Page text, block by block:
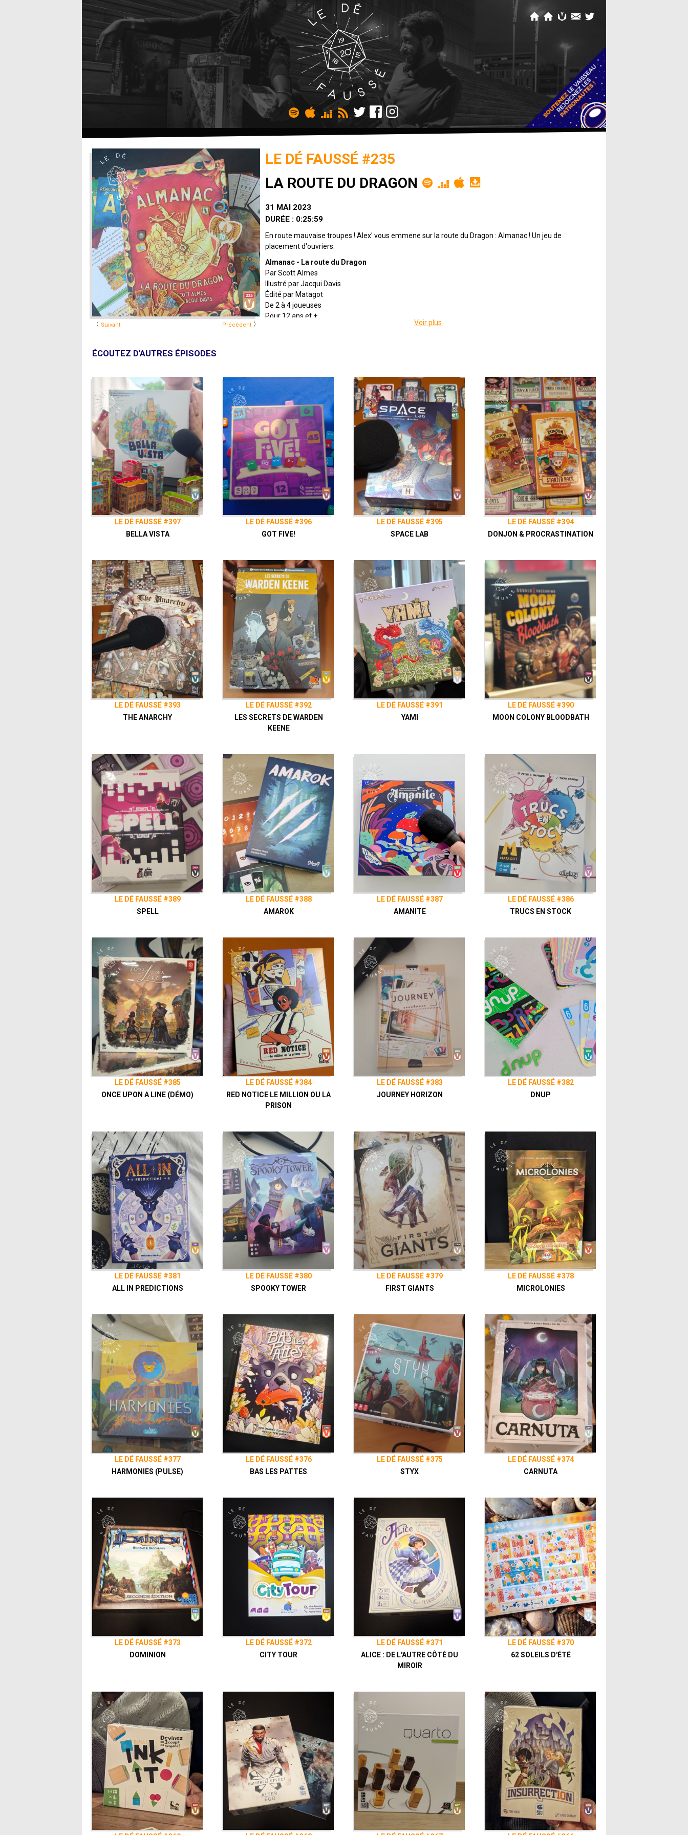
〈 Suivant Précédent〉
LE DÉ FAUSSÉ #235
LA ROUTE DU DRAGON
31 MAI 2023
DURÉE : 0:25:59
En route mauvaise troupes ! Alex' vous emmene sur la route du Dragon : Almanac ! Un jeu de
placement d'ouvriers.
Almanac - La route du Dragon
Par Scott Almes
Illustré par Jacqui Davis
Édité par Matagot
De 2 à 4 joueuses
Pour 12 ans et +
Almanac : La route du Dragon est la première entrée de la série Almanac de jeux du célèbre designer
Scott Almes.
Emission présentée par
Alex&Zephiriel
Générique parAdrien Larouzée
Twitter@ledefausse
InstagramLe Dé Faussé
FacebookLe Dé Faussé
Envie de nous soutenir ? Vous pouvez, si vous le souhaitez, grâce au Patreonde notre collectif, le
Vaisseau Hyper Sensas !
patreon.com/vaisseauhypersensas
Découvrez également notre sitevaisseauhypersensas.fr
Rejoignez nous sur Discord! https://discord.gg/uGxNp6n
Voir plus
ÉCOUTEZ D'AUTRES ÉPISODES
LE DÉ FAUSSÉ #397
BELLA VISTA
LE DÉ FAUSSÉ #396
GOT FIVE!
LE DÉ FAUSSÉ #395
SPACE LAB
LE DÉ FAUSSÉ #394
DONJON & PROCRASTINATION
LE DÉ FAUSSÉ #393
THE ANARCHY
LE DÉ FAUSSÉ #392
LES SECRETS DE WARDEN
KEENE
LE DÉ FAUSSÉ #391
YAMI
LE DÉ FAUSSÉ #390
MOON COLONY BLOODBATH
LE DÉ FAUSSÉ #389
SPELL
LE DÉ FAUSSÉ #388
AMAROK
LE DÉ FAUSSÉ #387
AMANITE
LE DÉ FAUSSÉ #386
TRUCS EN STOCK
LE DÉ FAUSSÉ #385
ONCE UPON A LINE (DÉMO)
LE DÉ FAUSSÉ #384
RED NOTICE LE MILLION OU LA
PRISON
LE DÉ FAUSSÉ #383
JOURNEY HORIZON
LE DÉ FAUSSÉ #382
DNUP
LE DÉ FAUSSÉ #381
ALL IN PREDICTIONS
LE DÉ FAUSSÉ #380
SPOOKY TOWER
LE DÉ FAUSSÉ #379
FIRST GIANTS
LE DÉ FAUSSÉ #378
MICROLONIES
LE DÉ FAUSSÉ #377
HARMONIES (PULSE)
LE DÉ FAUSSÉ #376
BAS LES PATTES
LE DÉ FAUSSÉ #375
STYX
LE DÉ FAUSSÉ #374
CARNUTA
LE DÉ FAUSSÉ #373
DOMINION
LE DÉ FAUSSÉ #372
CITY TOUR
LE DÉ FAUSSÉ #371
ALICE : DE L'AUTRE CÔTÉ DU
MIROIR
LE DÉ FAUSSÉ #370
62 SOLEILS D'ÉTÉ